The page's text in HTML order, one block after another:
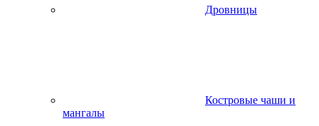
Дровницы
Костровые чаши и
мангалы